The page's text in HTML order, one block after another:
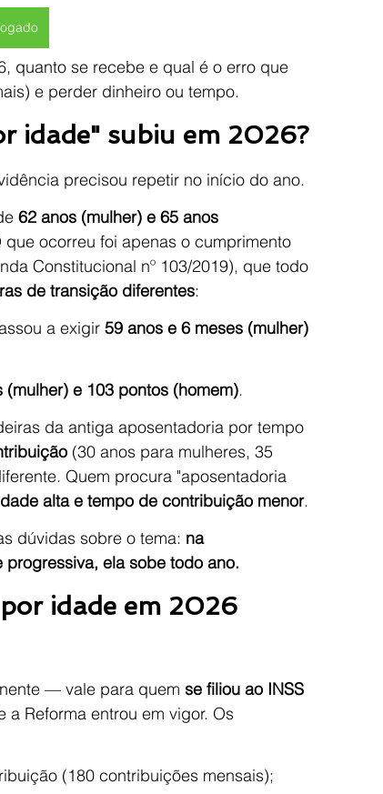
quanto se recebe e qual é o erro que
e perder dinheiro ou tempo.
idade" subiu em 2026?
precisou repetir no início do ano.
62 anos (mulher) e 65 anos
ocorreu foi apenas o cumprimento
Constitucional nº 103/2019), que todo
de transição diferentes:
a exigir 59 anos e 6 meses (mulher)
(mulher) e 103 pontos (homem).
da antiga aposentadoria por tempo
(30 anos para mulheres, 35
Quem procura "aposentadoria
alta e tempo de contribuição menor.
dúvidas sobre o tema: na
ela sobe todo ano.
idade em 2026
— vale para quem se filiou ao INSS
a Reforma entrou em vigor. Os
(180 contribuições mensais);